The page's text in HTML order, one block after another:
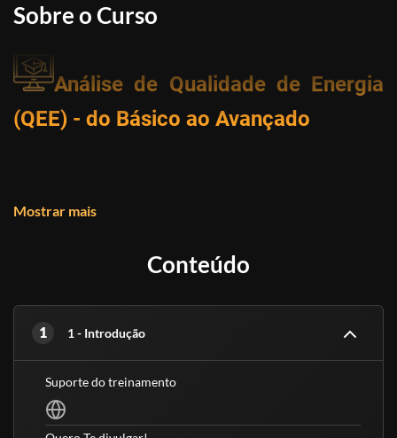
Sobre o Curso
Análise de Qualidade de Energia
(QEE) - do Básico ao Avançado
conhecer os aspectos básicos sobre a Qualidade de
conhecimentos para identificar as principais falhas e
Mostrar mais
Conteúdo
1 1 - Introdução
Suporte do treinamento